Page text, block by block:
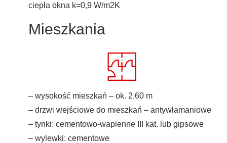
ciepła okna k=0,9 W/m2K
Mieszkania
– wysokość mieszkań – ok. 2,60 m
– drzwi wejściowe do mieszkań – antywłamaniowe
– tynki: cementowo-wapienne III kat. lub gipsowe
– wylewki: cementowe